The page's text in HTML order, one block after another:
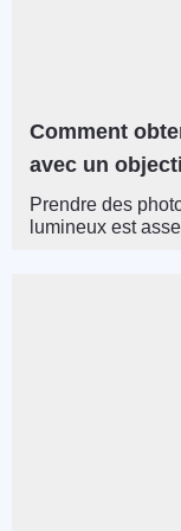
Comment
avec un
Prendre des
lumineux est